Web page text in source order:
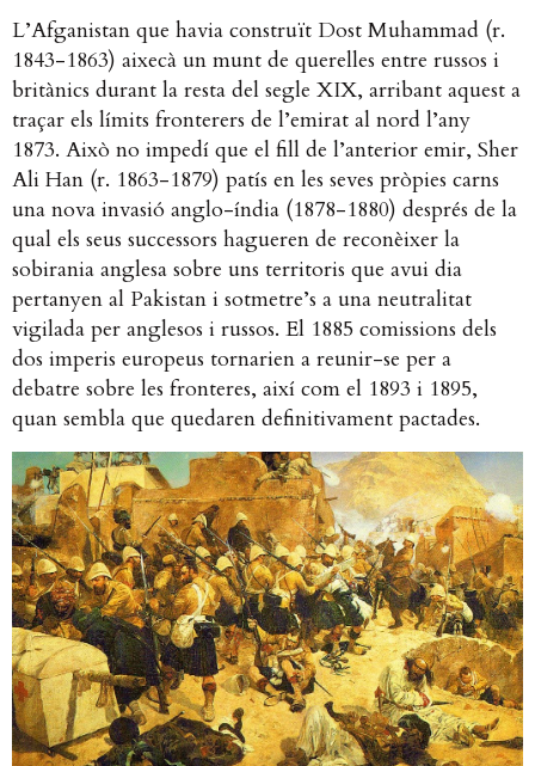
L’Afganistan que havia construït Dost Muhammad (r.
1843-1863) aixecà un munt de querelles entre russos i
britànics durant la resta del segle XIX, arribant aquest a
traçar els límits fronterers de l’emirat al nord l’any
1873. Això no impedí que el fill de l’anterior emir, Sher
Ali Han (r. 1863-1879) patís en les seves pròpies carns
una nova invasió anglo-índia (1878-1880) després de la
qual els seus successors hagueren de reconèixer la
sobirania anglesa sobre uns territoris que avui dia
pertanyen al Pakistan i sotmetre’s a una neutralitat
vigilada per anglesos i russos. El 1885 comissions dels
dos imperis europeus tornarien a reunir-se per a
debatre sobre les fronteres, així com el 1893 i 1895,
quan sembla que quedaren definitivament pactades.